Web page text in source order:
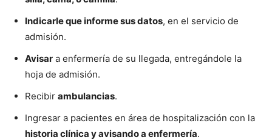
Indicarle que informe sus datos, en el servicio de
admisión.
Avisar a enfermería de su llegada, entregándole la
hoja de admisión.
Recibir ambulancias.
Ingresar a pacientes en área de hospitalización con la
historia clínica y avisando a enfermería.